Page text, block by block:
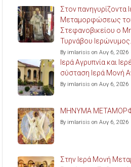
Στον πανηγυρίζοντα
Μεταμορφώσεως
Στεφανοβικείου ο
Τυρνάβου Ιερώνυμος.
By imlarisis on Αυγ 6, 2026
Ιερά Αγρυπνία και
σύσταση Ιερά Μονή
By imlarisis on Αυγ 6, 2026
ΜΗΝΥΜΑ
By imlarisis on Αυγ 6, 2026
Στην Ιερά Μονή